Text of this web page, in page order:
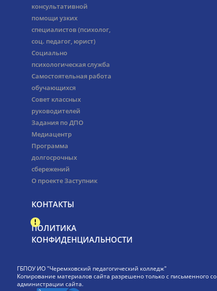
консультативной
помощи узких
специалистов (психолог,
соц. педагог, юрист)
Социально
психологическая служба
Самостоятельная работа
обучающихся
Совет классных
руководителей
Задания по ДПО
Медиацентр
Программа
долгосрочных
сбережений
О проекте Заступник
КОНТАКТЫ
ПОЛИТИКА
КОНФИДЕНЦИАЛЬНОСТИ
ГБПОУ ИО "Черемховский педагогический колледж"
Копирование материалов сайта разрешено только с письменного
администрации сайта.